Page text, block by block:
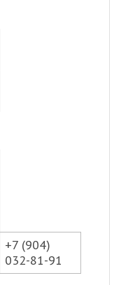
+7 (904)
032-81-91